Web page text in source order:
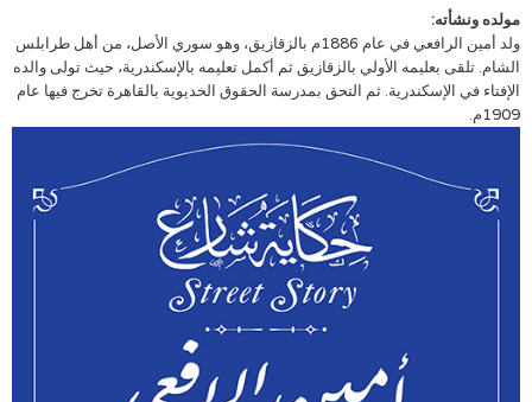
مولده ونشأته:
ولد أمين الرافعي في عام 1886م بالزقازيق، وهو سوري الأصل، من أهل طرابلس
الشام. تلقى بعليمه الأولي بالزقازيق ثم أكمل تعليمه بالإسكندرية، حيث تولى والده
الإفتاء في الإسكندرية. ثم التحق بمدرسة الحقوق الخديوية بالقاهرة تخرج فيها عام
1909م.